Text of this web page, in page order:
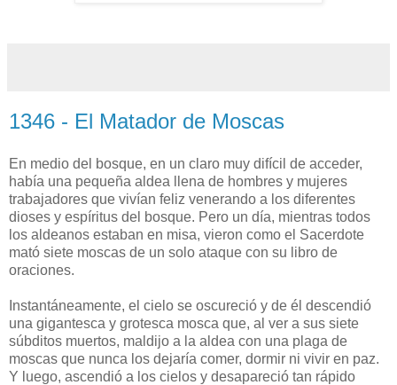
1346 - El Matador de Moscas
En medio del bosque, en un claro muy difícil de acceder,
había una pequeña aldea llena de hombres y mujeres
trabajadores que vivían feliz venerando a los diferentes
dioses y espíritus del bosque. Pero un día, mientras todos
los aldeanos estaban en misa, vieron como el Sacerdote
mató siete moscas de un solo ataque con su libro de
oraciones.
Instantáneamente, el cielo se oscureció y de él descendió
una gigantesca y grotesca mosca que, al ver a sus siete
súbditos muertos, maldijo a la aldea con una plaga de
moscas que nunca los dejaría comer, dormir ni vivir en paz.
Y luego, ascendió a los cielos y desapareció tan rápido